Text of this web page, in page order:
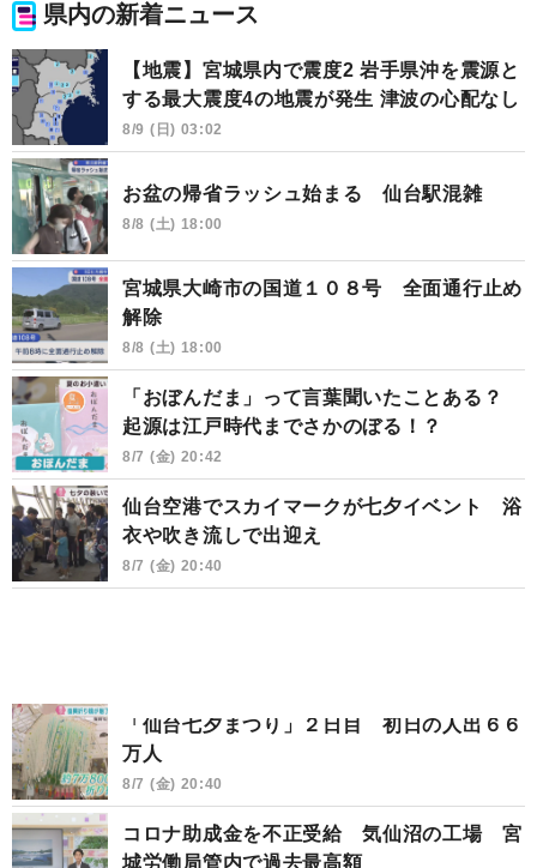
県内の新着ニュース
【地震】宮城県内で震度2 岩手県沖を震源と
する最大震度4の地震が発生 津波の心配なし
8/9 (日) 03:02
お盆の帰省ラッシュ始まる 仙台駅混雑
8/8 (土) 18:00
宮城県大崎市の国道１０８号 全面通行止め
解除
8/8 (土) 18:00
「おぼんだま」って言葉聞いたことある？
起源は江戸時代までさかのぼる！？
8/7 (金) 20:42
仙台空港でスカイマークが七夕イベント 浴
衣や吹き流しで出迎え
8/7 (金) 20:40
「仙台七夕まつり」２日目 初日の人出６６
万人
8/7 (金) 20:40
コロナ助成金を不正受給 気仙沼の工場 宮
城労働局管内で過去最高額